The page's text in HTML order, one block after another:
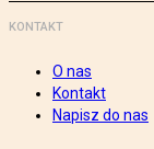
KONTAKT
O nas
Kontakt
Napisz do nas